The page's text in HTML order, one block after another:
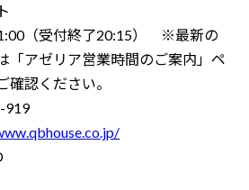
（受付終了20:15） ※最新の
「アゼリア営業時間のご案内」ペ
確認ください。
919